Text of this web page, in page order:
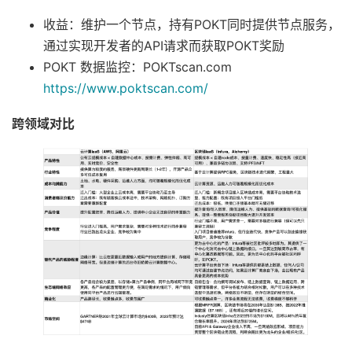
收益：维护一个节点，持有POKT同时提供节点服务，
通过实现开发者的API请求而获取POKT奖励
POKT 数据监控：POKTscan.com
https://www.poktscan.com/
跨领域对比